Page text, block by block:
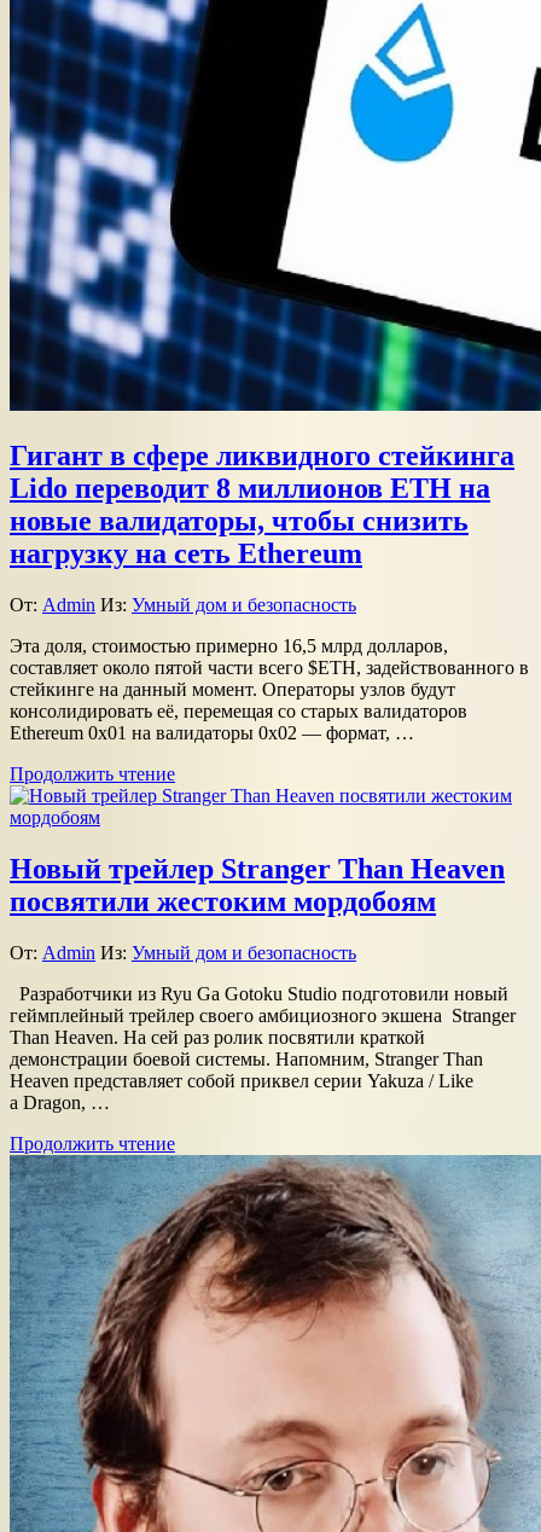
Гигант в сфере ликвидного стейкинга
Lido переводит 8 миллионов ETH на
новые валидаторы, чтобы снизить
нагрузку на сеть Ethereum
От: Admin Из: Умный дом и безопасность
Эта доля, стоимостью примерно 16,5 млрд долларов,
составляет около пятой части всего $ETH, задействованного в
стейкинге на данный момент. Операторы узлов будут
консолидировать её, перемещая со старых валидаторов
Ethereum 0x01 на валидаторы 0x02 — формат, …
Продолжить чтение
Новый трейлер Stranger Than Heaven
посвятили жестоким мордобоям
От: Admin Из: Умный дом и безопасность
Разработчики из Ryu Ga Gotoku Studio подготовили новый
геймплейный трейлер своего амбициозного экшена Stranger
Than Heaven. На сей раз ролик посвятили краткой
демонстрации боевой системы. Напомним, Stranger Than
Heaven представляет собой приквел серии Yakuza / Like
a Dragon, …
Продолжить чтение